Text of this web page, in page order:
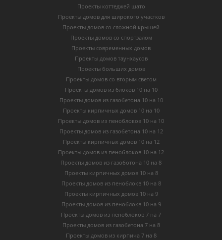
Проекты коттеджей шато
Проекты домов для широкого участков
Проекты домов со сложной крышей
Проекты домов со спортзалом
Проекты современных домов
Проекты домов таунхаусов
Проекты больших домов
Проекты домов со вторым светом
Проекты домов из блоков 10 на 10
Проекты домов из газобетона 10 на 10
Проекты кирпичных домов 10 на 10
Проекты домов из пеноблоков 10 на 10
Проекты домов из газобетона 10 на 12
Проекты кирпичных домов 10 на 12
Проекты домов из пеноблоков 10 на 12
Проекты домов из газоботона 10 на 8
Проекты кирпичных домов 10 на 8
Проекты домов из пеноблокв 10 на 8
Проекты кирпичных домов 10 на 9
Проекты домов из пеноблокв 10 на 9
Проекты домов из пеноблоков 7 на 7
Проекты домов из газобетона 7 на 8
Проекты домов из кирпича 7 на 8